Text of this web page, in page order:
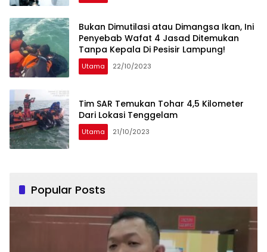
Bukan Dimutilasi atau Dimangsa Ikan, Ini
Penyebab Wafat 4 Jasad Ditemukan
Tanpa Kepala Di Pesisir Lampung!
Utama 22/10/2023
Tim SAR Temukan Tohar 4,5 Kilometer
Dari Lokasi Tenggelam
Utama 21/10/2023
Popular Posts